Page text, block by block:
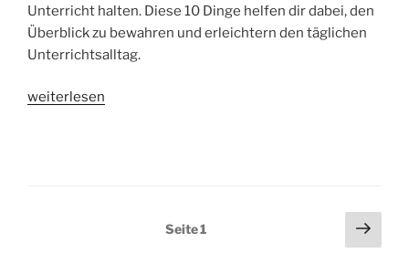
Unterricht halten. Diese 10 Dinge helfen dir dabei, den
Überblick zu bewahren und erleichtern den täglichen
Unterrichtsalltag.
„10
weiterlesen
Seitennummerierung
Seite1